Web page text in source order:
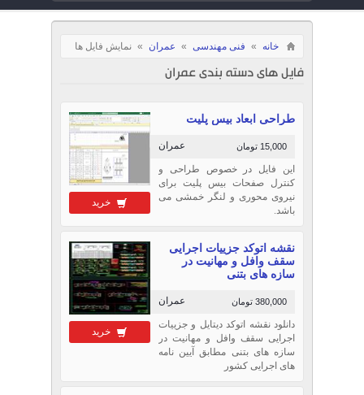
خانه » فنی مهندسی » عمران » نمایش فایل ها
فایل های دسته بندی عمران
خرید
طراحی ابعاد بیس پلیت
عمران 15,000 تومان
این فایل در خصوص طراحی و
کنترل صفحات بیس پلیت برای
نیروی محوری و لنگر خمشی می
باشد.
خرید
نقشه اتوکد جزییات اجرایی
سقف وافل و مهانیت در
سازه های بتنی
عمران 380,000 تومان
دانلود نقشه اتوکد دیتایل و جزییات
اجرایی سقف وافل و مهانیت در
سازه های بتنی مطابق آیین نامه
های اجرایی کشور